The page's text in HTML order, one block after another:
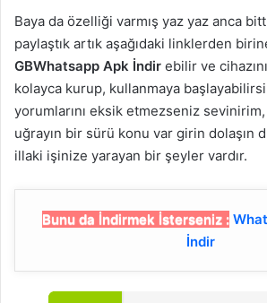
Baya da özelliği varmış yaz yaz anca
paylaştık artık aşağıdaki linklerden
GBWhatsapp Apk İndir ebilir ve
kolayca kurup, kullanmaya
yorumlarını eksik etmezseniz
uğrayın bir sürü konu var girin dolaşın
illaki işinize yarayan bir şeyler vardır.
Bunu da İndirmek İsterseniz :
İndir